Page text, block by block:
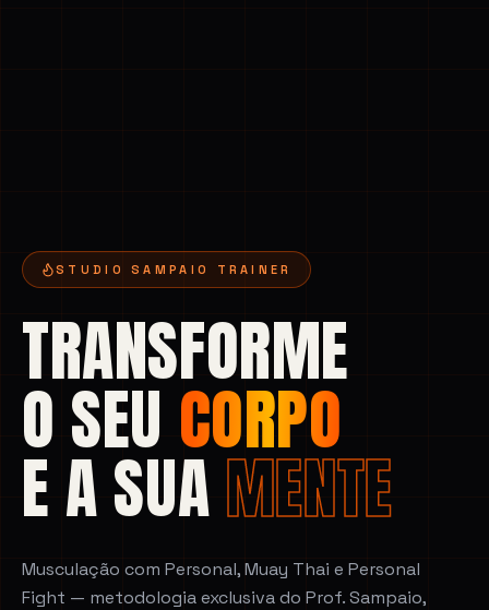
STUDIO SAMPAIO TRAINER
TRANSFORME
O SEU CORPO
E A SUAMENTE
Musculação com Personal, Muay Thai e Personal
Fight — metodologia exclusiva do Prof. Sampaio,